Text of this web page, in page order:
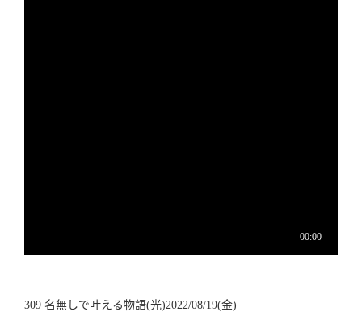
309 名無しで叶える物語(光)2022/08/19(金)